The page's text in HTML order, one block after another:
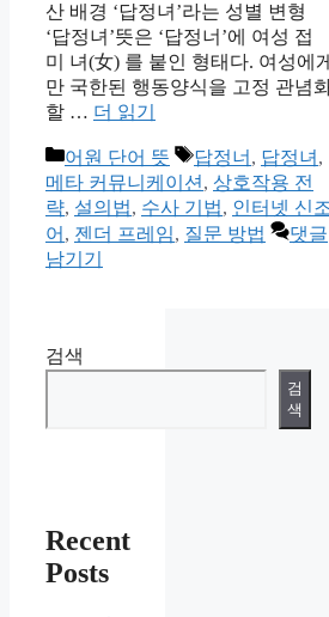
산 배경 ‘답정녀’라는 성별 변형
‘답정녀’뜻은 ‘답정너’에 여성 접
미 녀(女) 를 붙인 형태다. 여성에게
만 국한된 행동양식을 고정 관념
할 … 더 읽기
카
테
고
리
어원 단어 뜻
태
그
답정너 , 답정녀 ,
메타 커뮤니케이션 , 상호작용 전
략, 설의법, 수사 기법, 인터넷 신
어 , 젠더 프레임, 질문 방법
댓글
남기기
검색
검
색
Recent
Posts